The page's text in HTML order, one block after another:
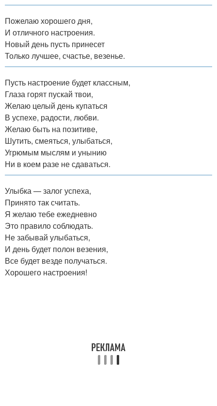
Пожелаю хорошего дня,
И отличного настроения.
Новый день пусть принесет
Только лучшее, счастье, везенье.
Пусть настроение будет классным,
Глаза горят пускай твои,
Желаю целый день купаться
В успехе, радости, любви.
Желаю быть на позитиве,
Шутить, смеяться, улыбаться,
Угрюмым мыслям и унынию
Ни в коем разе не сдаваться.
Улыбка — залог успеха,
Принято так считать.
Я желаю тебе ежедневно
Это правило соблюдать.
Не забывай улыбаться,
И день будет полон везения,
Все будет везде получаться.
Хорошего настроения!